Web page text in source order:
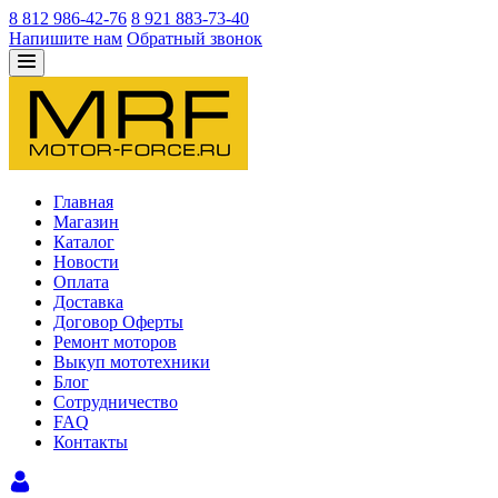
8 812 986-42-76 8 921 883-73-40
Напишите нам Обратный звонок
Главная
Магазин
Каталог
Новости
Оплата
Доставка
Договор Оферты
Ремонт моторов
Выкуп мототехники
Блог
Сотрудничество
FAQ
Контакты